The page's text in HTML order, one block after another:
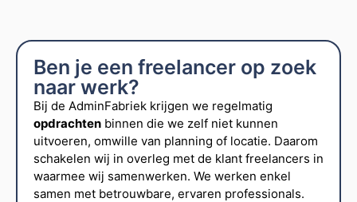
Ben je een freelancer op zoek
naar werk?
Bij de AdminFabriek krijgen we regelmatig
opdrachten binnen die we zelf niet kunnen
uitvoeren, omwille van planning of locatie. Daarom
schakelen wij in overleg met de klant freelancers in
waarmee wij samenwerken. We werken enkel
samen met betrouwbare, ervaren professionals.